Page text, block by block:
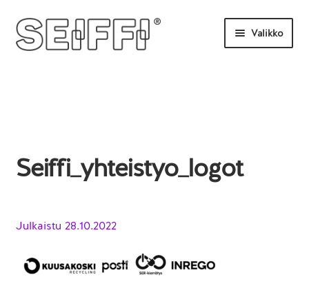
Siirry
navigointiin
Siirry
sisältöön
Valikko
Etusivu
Seiffi_yhteistyo_logot
Julkaistu 28.10.2022